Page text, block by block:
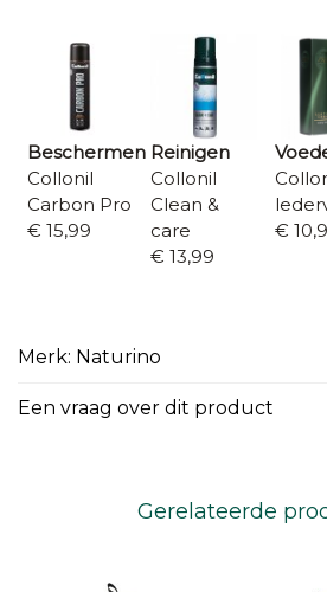
Beschermen
Collonil
Carbon Pro
€ 15,99
Reinigen
Collonil
Clean &
care
€ 13,99
€
Merk: Naturino
Een vraag over dit product
Gerelateerde